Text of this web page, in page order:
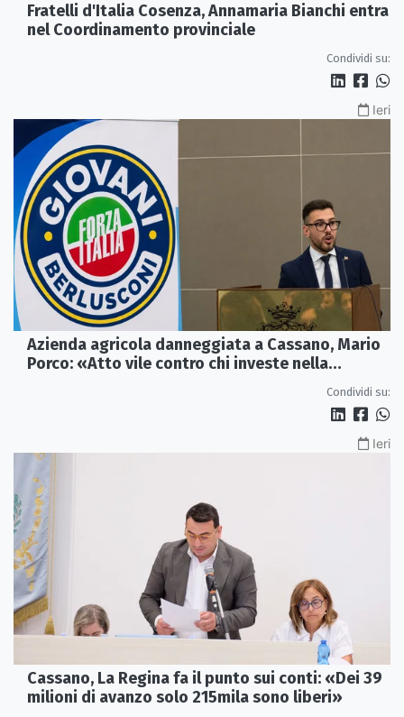
Fratelli d'Italia Cosenza, Annamaria Bianchi entra
nel Coordinamento provinciale
Condividi su:
Ieri
Azienda agricola danneggiata a Cassano, Mario
Porco: «Atto vile contro chi investe nella
Condividi su:
Ieri
Cassano, La Regina fa il punto sui conti: «Dei 39
milioni di avanzo solo 215mila sono liberi»